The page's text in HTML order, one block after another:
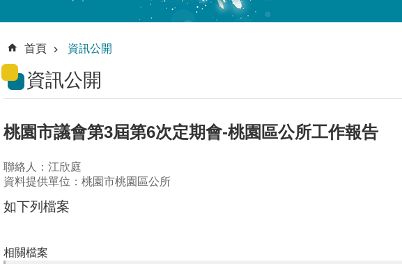
首頁 資訊公開
資訊公開
桃園市議會第3屆第6次定期會-桃園區公所工作報告
聯絡人：江欣庭
資料提供單位：桃園市桃園區公所
如下列檔案
相關檔案